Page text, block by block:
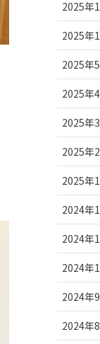
2025年
2025年
2025年
2025年
2025年
2025年
2025年
2024年
2024年
2024年
2024年
2024年